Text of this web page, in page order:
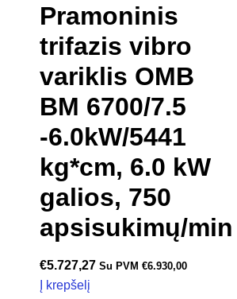
Pramoninis
trifazis vibro
variklis OMB
BM 6700/7.5
-6.0kW/5441
kg*cm, 6.0 kW
galios, 750
apsisukimų/min
€5.727,27 Su PVM €6.930,00
Į krepšelį